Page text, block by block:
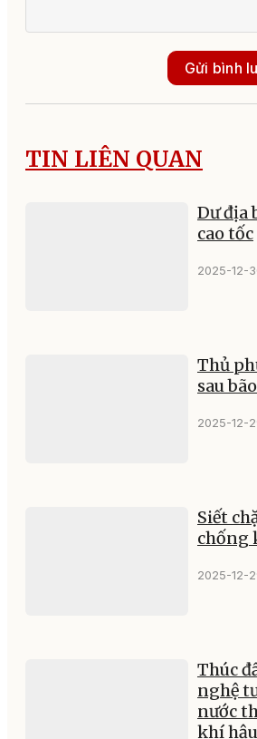
Gửi bình
TIN LIÊN QUAN
Dư địa
cao tốc
2025-12-
Thủ
sau
2025-12-
Siết
chống
2025-12-
Thúc
nghệ
nước
khí hậu